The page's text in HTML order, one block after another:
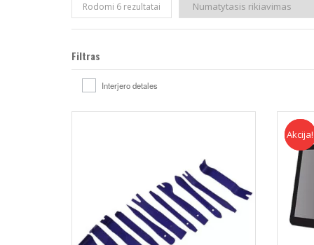
Rodomi 6 rezultatai
Filtras
Interjero detales
Akcija
Akcija!